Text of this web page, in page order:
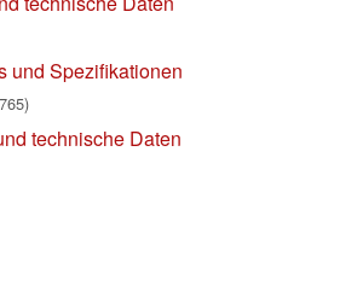
und Spezifikationen
technische Daten